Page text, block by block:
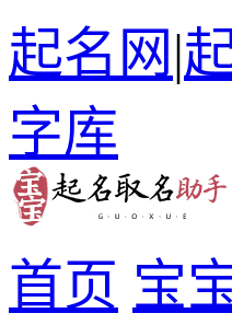
起名网|
字库
首页 宝